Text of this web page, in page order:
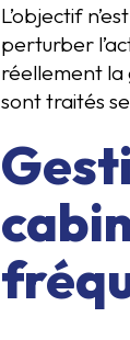
L’objectif
perturber
réellement la
sont traités